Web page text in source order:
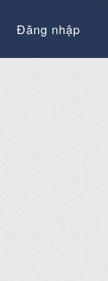
Đăng nhập